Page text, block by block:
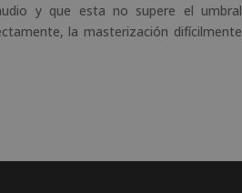
y que esta no supere el umbral
la masterización difícilmente